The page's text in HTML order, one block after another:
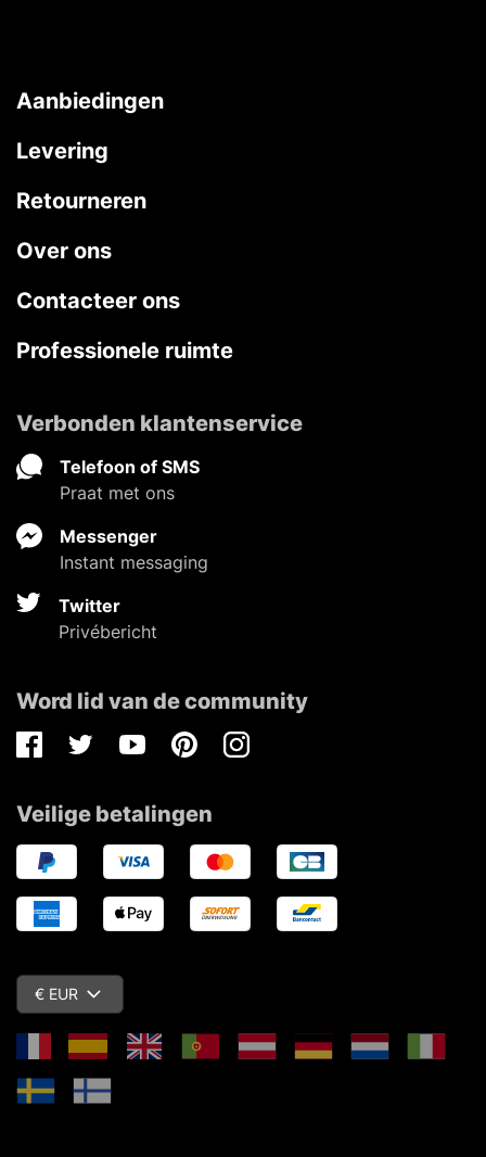
Aanbiedingen
Levering
Retourneren
Over ons
Contacteer ons
Professionele ruimte
Verbonden klantenservice
Telefoon of SMS
Praat met ons
Messenger
Instant messaging
Twitter
Privébericht
Word lid van de community
FacebookTwitterYoutubePinterestInstagram
Veilige betalingen
€ EUR